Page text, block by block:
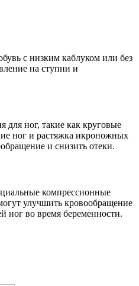
с низким каблуком или без
на ступни и
для ног, такие как круговые
ног и растяжка икроножных
и снизить отеки.
компрессионные
улучшить кровообращение
ног во время беременности.